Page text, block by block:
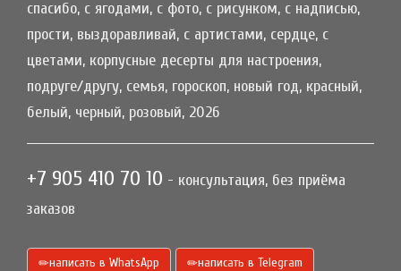
спасибо, с ягодами, с фото, с рисунком, с надписью,
прости, выздоравливай, с артистами, сердце, с
цветами, корпусные десерты для настроения,
подруге/другу, семья, гороскоп, новый год, красный,
белый, черный, розовый, 2026
+7 905 410 70 10 - консультация, без приёма
заказов
написать в WhatsApp написать в Telegram